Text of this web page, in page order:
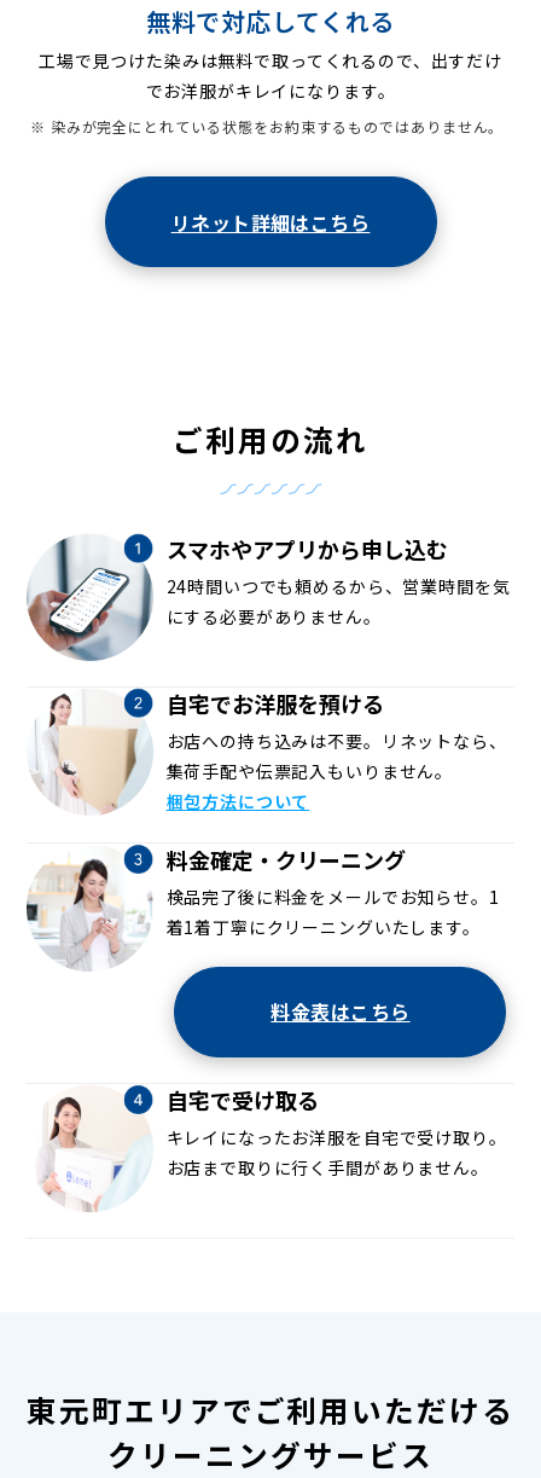
無料で対応してくれる
工場で見つけた染みは無料で取ってくれるので、出すだけ
でお洋服がキレイになります。
※ 染みが完全にとれている状態をお約束するものではありません。
リネット詳細はこちら
ご利用の流れ
スマホやアプリから申し込む
24時間いつでも頼めるから、営業時間を気
にする必要がありません。
自宅でお洋服を預ける
お店への持ち込みは不要。リネットなら、
集荷手配や伝票記入もいりません。
梱包方法について
料金確定・クリーニング
検品完了後に料金をメールでお知らせ。1
着1着丁寧にクリーニングいたします。
料金表はこちら
自宅で受け取る
キレイになったお洋服を自宅で受け取り。
お店まで取りに行く手間がありません。
東元町エリアでご利用いただける
クリーニングサービス